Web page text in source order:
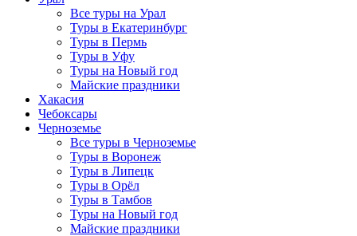
Все туры на Урал
Туры в Екатеринбург
Туры в Пермь
Туры в Уфу
Туры на Новый год
Майские праздники
Хакасия
Чебоксары
Черноземье
Все туры в Черноземье
Туры в Воронеж
Туры в Липецк
Туры в Орёл
Туры в Тамбов
Туры на Новый год
Майские праздники